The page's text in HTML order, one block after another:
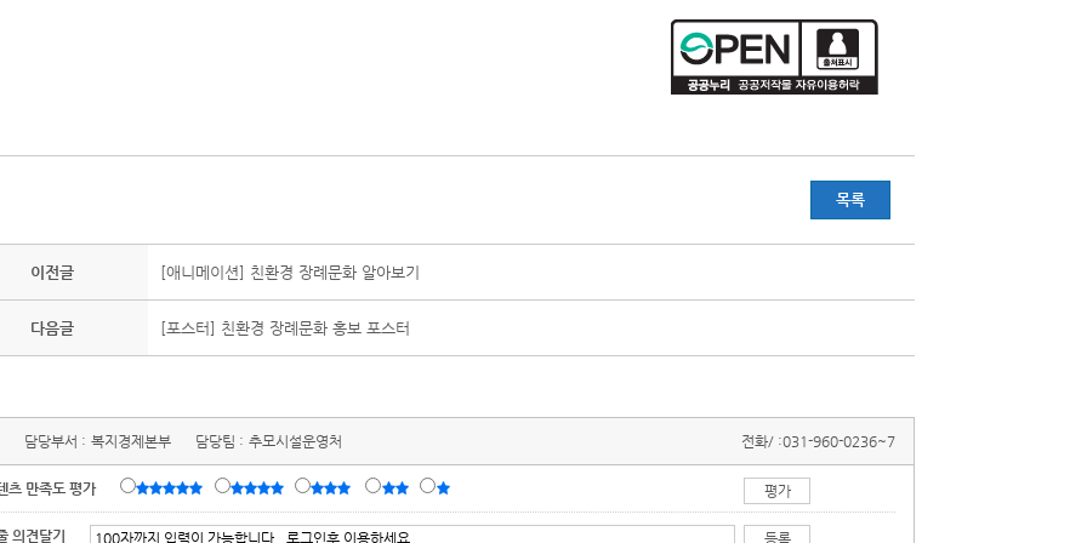
목록
이전글 [애니메이션] 친환경 장례문화 알아보기
다음글 [포스터] 친환경 장례문화 홍보 포스터
담당부서 : 복지경제본부 담당팀 : 추모시설운영처 전화/ :031-960-0236~7
츠 만족도 평가
의견달기